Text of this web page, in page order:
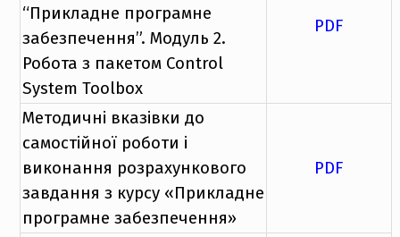
“Прикладне програмне
забезпечення”. Модуль 2.
Робота з пакетом Control
System Toolbox
PDF
Методичні вказівки до
самостійної роботи і
виконання розрахункового
завдання з курсу «Прикладне
програмне забезпечення»
PDF